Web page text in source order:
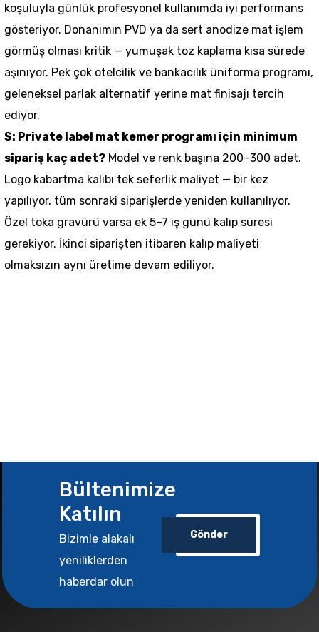
koşuluyla günlük profesyonel kullanımda iyi performans
gösteriyor. Donanımın PVD ya da sert anodize mat işlem
görmüş olması kritik — yumuşak toz kaplama kısa sürede
aşınıyor. Pek çok otelcilik ve bankacılık üniforma programı,
geleneksel parlak alternatif yerine mat finisajı tercih
ediyor.
S: Private label mat kemer programı için minimum
sipariş kaç adet? Model ve renk başına 200–300 adet.
Logo kabartma kalıbı tek seferlik maliyet — bir kez
yapılıyor, tüm sonraki siparişlerde yeniden kullanılıyor.
Özel toka gravürü varsa ek 5–7 iş günü kalıp süresi
gerekiyor. İkinci siparişten itibaren kalıp maliyeti
olmaksızın aynı üretime devam ediliyor.
Bültenimize
Katılın
Bizimle alakalı
yeniliklerden
haberdar olun
Gönder